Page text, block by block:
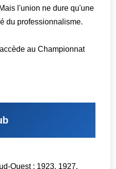
l'union ne dure qu'une
du professionnalisme.
au Championnat
Ouest : 1923, 1927,